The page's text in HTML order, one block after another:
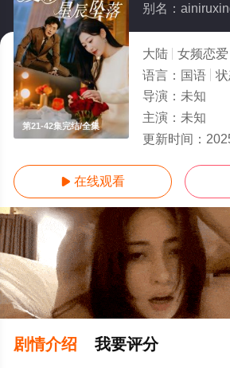
第21-42集完结/全集
别名：
大陆 女频恋爱
语言： 国语 状
导演： 未知
主演： 未知
更新时间：
 在线观看
剧情介绍 我要评分